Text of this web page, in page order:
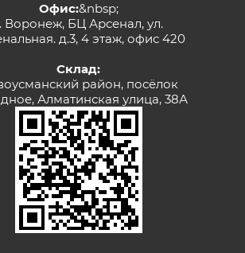
Офис:&nbsp;
Воронеж, БЦ Арсенал, ул.
д.3, 4 этаж, офис 420
Склад:
район, посёлок
Алматинская улица, 38А